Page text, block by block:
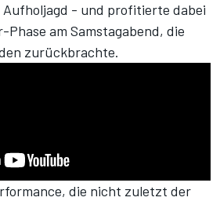
- und profitierte dabei
am Samstagabend, die
zurückbrachte.
die nicht zuletzt der